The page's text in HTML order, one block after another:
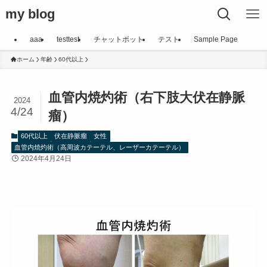
my blog
aaa testtest チャットボット テスト Sample Page
ホーム 年齢 60代以上
血管内焼灼術（右下肢大伏在静脈
瘤）
2024
4/24
60代以上 伏在静脈瘤
女性
血管内焼灼術（高周波カテーテル、レーザーカテーテル）
2024年4月24日